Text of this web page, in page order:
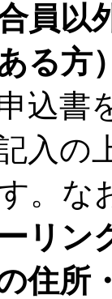
員以
る方
込書
入の
。な
リン
住所